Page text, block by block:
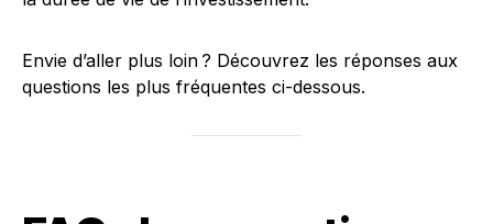
Envie d’aller plus loin ? Découvrez les réponses aux
questions les plus fréquentes ci-dessous.